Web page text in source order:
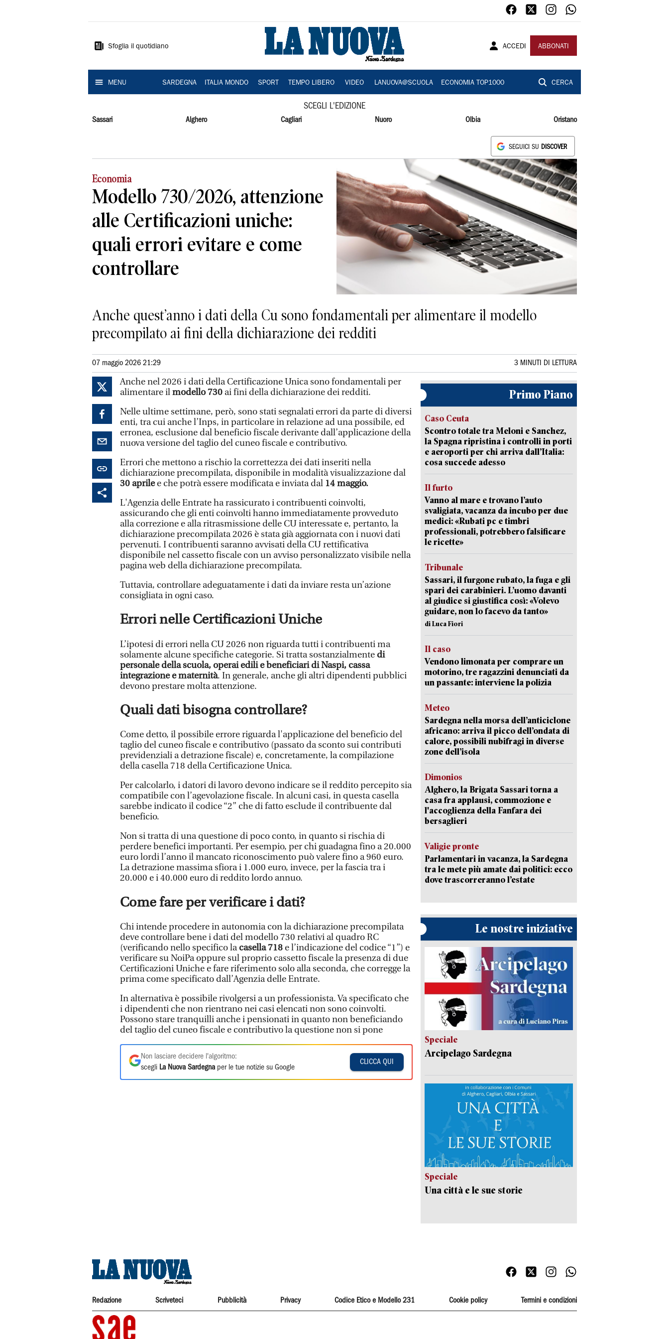
Sardegna
Sfoglia il quotidiano ACCEDI ABBONATI
MENU SARDEGNA ITALIA MONDO SPORT TEMPO LIBERO VIDEO LANUOVA@SCUOLA ECONOMIA TOP1000 CERCA
SCEGLI L'EDIZIONE
Sassari Alghero Cagliari Nuoro Olbia Oristano
SEGUICI SU DISCOVER
Economia
Modello 730/2026, attenzione
alle Certificazioni uniche:
quali errori evitare e come
controllare
Anche quest’anno i dati della Cu sono fondamentali per alimentare il modello
precompilato ai fini della dichiarazione dei redditi
07 maggio 2026 21:29 3 MINUTI DI LETTURA
Anche nel 2026 i dati della Certificazione Unica sono fondamentali per
alimentare ilmodello 730 ai fini della dichiarazione dei redditi.
Nelle ultime settimane, però, sono stati segnalati errori da parte di diversi
enti, tra cui anche l’Inps, in particolare in relazione ad una possibile, ed
erronea, esclusione dal beneficio fiscale derivante dall’applicazione della
nuova versione del taglio del cuneo fiscale e contributivo.
Errori che mettono a rischio la correttezza dei dati inseriti nella
dichiarazione precompilata, disponibile in modalità visualizzazione dal
30 aprilee che potrà essere modificata e inviata dal 14 maggio.
L'Agenzia delle Entrate ha rassicurato i contribuenti coinvolti,
assicurando che gli enti coinvolti hanno immediatamente provveduto
alla correzione e alla ritrasmissione delle CU interessate e, pertanto, la
dichiarazione precompilata 2026 è stata già aggiornata con i nuovi dati
pervenuti. I contribuenti saranno avvisati della CU rettificativa
disponibile nel cassetto fiscale con un avviso personalizzato visibile nella
pagina web della dichiarazione precompilata.
Tuttavia, controllare adeguatamente i dati da inviare resta un’azione
consigliata in ogni caso.
Errori nelle Certificazioni Uniche
L’ipotesi di errori nella CU 2026 non riguarda tutti i contribuenti ma
solamente alcune specifiche categorie. Si tratta sostanzialmente di
personale della scuola, operai edili e beneficiari di Naspi, cassa
integrazione e maternità. In generale, anche gli altri dipendenti pubblici
devono prestare molta attenzione.
Quali dati bisogna controllare?
Come detto, il possibile errore riguarda l'applicazione del beneficio del
taglio del cuneo fiscale e contributivo (passato da sconto sui contributi
previdenziali a detrazione fiscale) e, concretamente, la compilazione
della casella 718 della Certificazione Unica.
Per calcolarlo, i datori di lavoro devono indicare se il reddito percepito sia
compatibile con l’agevolazione fiscale. In alcuni casi, in questa casella
sarebbe indicato il codice “2” che di fatto esclude il contribuente dal
beneficio.
Non si tratta di una questione di poco conto, in quanto si rischia di
perdere benefici importanti. Per esempio, per chi guadagna fino a 20.000
euro lordi l’anno il mancato riconoscimento può valere fino a 960 euro.
La detrazione massima sfiora i 1.000 euro, invece, per la fascia tra i
20.000 e i 40.000 euro di reddito lordo annuo.
Come fare per verificare i dati?
Chi intende procedere in autonomia con la dichiarazione precompilata
deve controllare bene i dati del modello 730 relativi al quadro RC
(verificando nello specifico lacasella 718 e l’indicazione del codice “1”) e
verificare su NoiPa oppure sul proprio cassetto fiscale la presenza di due
Certificazioni Uniche e fare riferimento solo alla seconda, che corregge la
prima come specificato dall’Agenzia delle Entrate.
In alternativa è possibile rivolgersi a un professionista. Va specificato che
i dipendenti che non rientrano nei casi elencati non sono coinvolti.
Possono stare tranquilli anche i pensionati in quanto non beneficiando
del taglio del cuneo fiscale e contributivo la questione non si pone
Non lasciare decidere l'algoritmo:
scegli La Nuova Sardegna per le tue notizie su Google
CLICCA QUI
Primo Piano
Caso Ceuta
Scontro totale tra Meloni e Sanchez,
la Spagna ripristina i controlli in porti
e aeroporti per chi arriva dall’Italia:
cosa succede adesso
Il furto
Vanno al mare e trovano l’auto
svaligiata, vacanza da incubo per due
medici: «Rubati pc e timbri
professionali, potrebbero falsificare
le ricette»
Tribunale
Sassari, il furgone rubato, la fuga e gli
spari dei carabinieri. L’uomo davanti
al giudice si giustifica così: «Volevo
guidare, non lo facevo da tanto»
di Luca Fiori
Il caso
Vendono limonata per comprare un
motorino, tre ragazzini denunciati da
un passante: interviene la polizia
Meteo
Sardegna nella morsa dell’anticiclone
africano: arriva il picco dell’ondata di
calore, possibili nubifragi in diverse
zone dell’isola
Dimonios
Alghero, la Brigata Sassari torna a
casa fra applausi, commozione e
l'accoglienza della Fanfara dei
bersaglieri
Valigie pronte
Parlamentari in vacanza, la Sardegna
tra le mete più amate dai politici: ecco
dove trascorreranno l’estate
Le nostre iniziative
Speciale
Arcipelago Sardegna
Speciale
Una città e le sue storie
Redazione Scriveteci Pubblicità Privacy Codice Etico e Modello 231 Cookie policy Termini e condizioni